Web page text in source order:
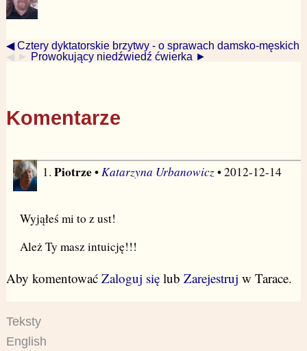
◀ Cztery dyktatorskie brzytwy - o sprawach damsko-męskich
◀ ►
Prowokujący niedźwiedź ćwierka ►
Komentarze
1. Piotrze•Katarzyna Urbanowicz• 2012-12-14
Wyjąłeś mi to z ust!
Ależ Ty masz intuicję!!!
Aby komentować Zaloguj sięlub Zarejestruj w Tarace.
Teksty
English